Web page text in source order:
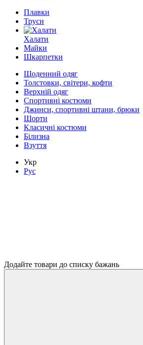
Плавки
Труси
Халати
Майки
Шкарпетки
Щоденний одяг
Толстовки, світери, кофти
Верхній одяг
Спортивні костюми
Джинси, спортивні штани, брюки
Шорти
Класичні костюми
Білизна
Взуття
Укр
Рус
Додайте товари до списку бажань